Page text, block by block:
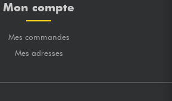
Mon compte
Mes commandes
Mes adresses